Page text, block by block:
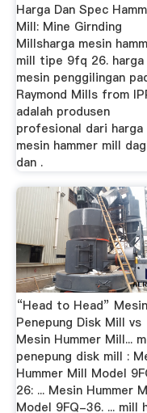
Harga Dan Spec
Mill: Mine Girnding
Millsharga mesin
mill tipe 9fq 26. harga
mesin penggilingan
Raymond Mills from
adalah produsen
profesional dari harga
mesin hammer mill
dan .
“Head to Head” Mesin
Penepung Disk Mill vs
Mesin Hummer Mill...
penepung disk mill :
Hummer Mill Model
26: ... Mesin Hummer
Model 9FQ-36. ... mill